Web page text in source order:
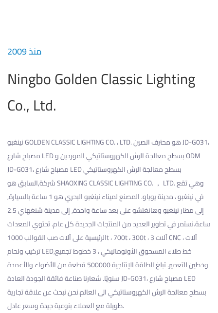
منذ 2009
Ningbo Golden Classic Lighting
Co., Ltd.
نينغبو GOLDEN CLASSIC LIGHTING CO. ، LTD. هو محترفالصين JD-G031،
مصباح شارع LED بسطح معالجة الرش الكهروستاتيكي الموردينODM
JD-G031، مصباح شارع LED بسطح معالجة الرش الكهروستاتيكي
شركة,السابق هو SHAOXING CLASSIC LIGHTING CO. ， LTD. وهي تقع
في نينغبو ، مدينة يوياو. المصنع لميناء نينغبو البحري هو 1 ساعة بالسيارة,
إلى مطار نينغبو وهانغتشو على بعد ساعة واحدة, إلى مدينة شنغهاي 2.5
ساعة.نستمر في تطوير العديد من المنتجات الجديدة كل عام. تحتوي المعدات
الرئيسية على آلات صب القوالب 1000t ، 700t ، 300t ، 3 آلات CNC ، آلات
تركيب ولحام LED,خط طلاء المسحوق الأوتوماتيكي ، 3 خطوط تجميع
وخطين للتعمير. تبلغ الطاقة الإنتاجية 500000 قطعة من الأضواء والأعمدة
سنويًا. شعارنا صناعة فائقة الجودةالعادة JD-G031، مصباح شارع LED
بسطح معالجة الرش الكهروستاتيكيالى العالم.نحن نبحث عن علاقة تجارية
طويلة مع العملاء بنوعية جيدة وسعر عادل.